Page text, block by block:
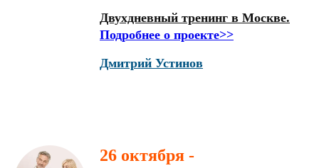
Двухдневный тренинг в Москве.
Подробнее о проекте>>
Дмитрий Устинов
26 октября -